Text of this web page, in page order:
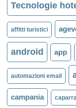
Tecnologie
affitti turistici
android app
automazioni email
campania